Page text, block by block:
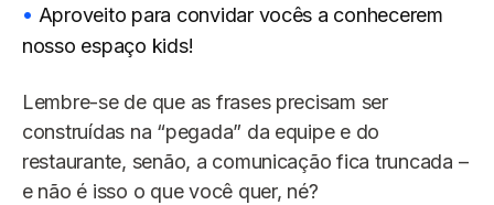
Aproveito para convidar vocês a conhecerem
nosso espaço kids!
Lembre-se de que as frases precisam ser
construídas na “pegada” da equipe e do
restaurante, senão, a comunicação fica truncada –
e não é isso o que você quer, né?